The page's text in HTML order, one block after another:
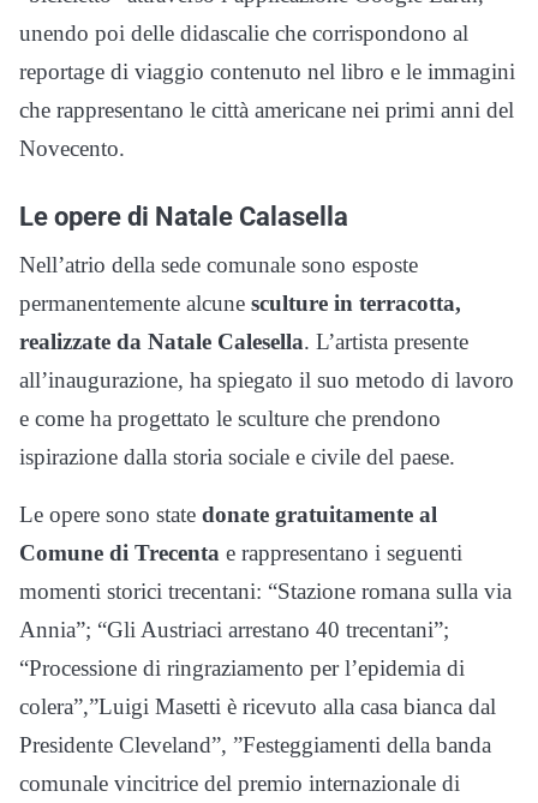
unendo poi delle didascalie che corrispondono al
reportage di viaggio contenuto nel libro e le immagini
che rappresentano le città americane nei primi anni del
Novecento.
Le opere di Natale Calasella
Nell’atrio della sede comunale sono esposte
permanentemente alcune sculture in terracotta,
realizzate da Natale Calesella. L’artista presente
all’inaugurazione, ha spiegato il suo metodo di lavoro
e come ha progettato le sculture che prendono
ispirazione dalla storia sociale e civile del paese.
Le opere sono state donate gratuitamente al
Comune di Trecenta e rappresentano i seguenti
momenti storici trecentani: “Stazione romana sulla via
Annia”; “Gli Austriaci arrestano 40 trecentani”;
“Processione di ringraziamento per l’epidemia di
colera”,”Luigi Masetti è ricevuto alla casa bianca dal
Presidente Cleveland”, ”Festeggiamenti della banda
comunale vincitrice del premio internazionale di